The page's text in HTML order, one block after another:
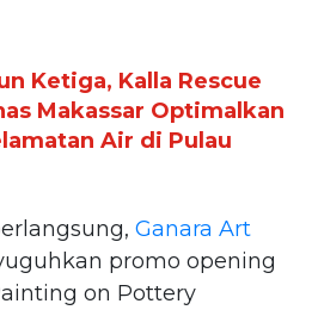
Ketiga, Kalla Rescue
Makassar Optimalkan
Air di Pulau
Ganara Art
promo opening
on Pottery